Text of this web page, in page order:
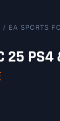
/ EA SPORTS
25 PS4